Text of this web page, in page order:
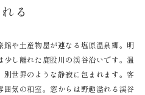
る
や土産物屋が連なる塩原温泉郷。明
し離れた鹿股川の渓谷沿いです。温
世界のような静寂に包まれます。客
気の和室。窓からは野趣溢れる渓谷